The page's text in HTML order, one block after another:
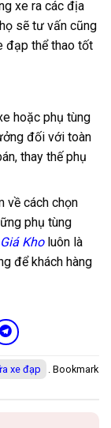
xe ra các địa
sẽ tư vấn cũng
đạp thể thao tốt
hoặc phụ tùng
đối với toàn
thay thế phụ
về cách chọn
phụ tùng
Kholuôn là
để khách hàng
xe đạp
. Bookmark